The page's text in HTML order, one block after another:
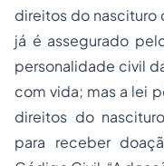
direitos do nascituro
já é assegurado
personalidade civil
com vida; mas a lei
direitos do
para receber